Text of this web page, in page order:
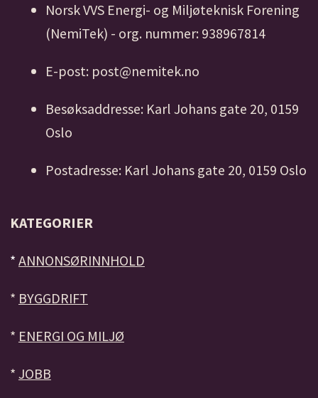
Norsk VVS Energi- og Miljøteknisk Forening
(NemiTek) - org. nummer: 938967814
E-post: post@nemitek.no
Besøksaddresse: Karl Johans gate 20, 0159
Oslo
Postadresse: Karl Johans gate 20, 0159 Oslo
KATEGORIER
* ANNONSØRINNHOLD
* BYGGDRIFT
* ENERGI OG MILJØ
* JOBB